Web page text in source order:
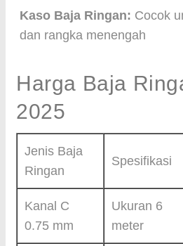
Kaso Baja Ringan: Cocok
dan rangka menengah
Harga Baja
2025
Jenis Baja
Ringan
Spesifikasi
Kanal C
0.75 mm
Ukuran 6
meter